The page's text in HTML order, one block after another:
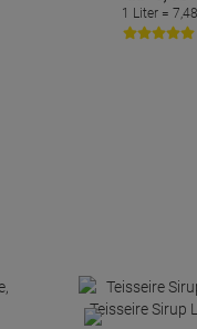
1 Liter =7,48